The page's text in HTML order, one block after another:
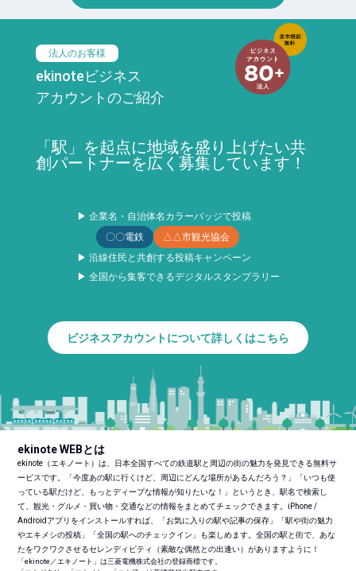
法人のお客様
ekinoteビジネス
アカウントのご紹介
「駅」を起点に地域を盛り上げたい共
創パートナーを広く募集しています！
▶ 企業名・自治体名カラーバッジで投稿
〇〇電鉄
△△市観光協会
▶ 沿線住民と共創する投稿キャンペーン
▶ 全国から集客できるデジタルスタンプラリー
ビジネスアカウントについて詳しくはこちら
ekinote WEBとは
ekinote（エキノート）は、日本全国すべての鉄道駅と周辺の街の魅力を発見できる無料サ
ービスです。「今度あの駅に行くけど、周辺にどんな場所があるんだろう？」「いつも使
っている駅だけど、もっとディープな情報が知りたいな！」というとき、駅名で検索し
て、観光・グルメ・買い物・交通などの情報をまとめてチェックできます。iPhone /
Androidアプリをインストールすれば、「お気に入りの駅や記事の保存」「駅や街の魅力
やエキメシの投稿」「全国の駅へのチェックイン」も楽しめます。全国の駅と街で、あな
たをワクワクさせるセレンディピティ（素敵な偶然との出逢い）がありますように！
「ekinote／エキノート」は三菱電機株式会社の登録商標です。